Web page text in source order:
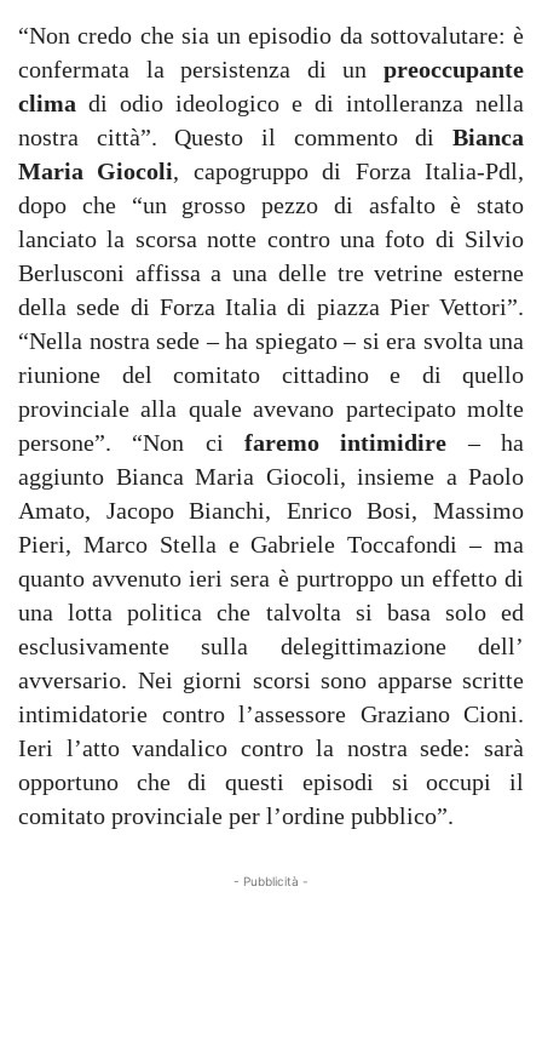
“Non credo che sia un episodio da sottovalutare: è
confermata la persistenza di un preoccupante
clima di odio ideologico e di intolleranza nella
nostra città”. Questo il commento di Bianca
Maria Giocoli, capogruppo di Forza Italia-Pdl,
dopo che “un grosso pezzo di asfalto è stato
lanciato la scorsa notte contro una foto di Silvio
Berlusconi affissa a una delle tre vetrine esterne
della sede di Forza Italia di piazza Pier Vettori”.
“Nella nostra sede – ha spiegato – si era svolta una
riunione del comitato cittadino e di quello
provinciale alla quale avevano partecipato molte
persone”. “Non ci faremo intimidire – ha
aggiunto Bianca Maria Giocoli, insieme a Paolo
Amato, Jacopo Bianchi, Enrico Bosi, Massimo
Pieri, Marco Stella e Gabriele Toccafondi – ma
quanto avvenuto ieri sera è purtroppo un effetto di
una lotta politica che talvolta si basa solo ed
esclusivamente sulla delegittimazione dell’
avversario. Nei giorni scorsi sono apparse scritte
intimidatorie contro l’assessore Graziano Cioni.
Ieri l’atto vandalico contro la nostra sede: sarà
opportuno che di questi episodi si occupi il
comitato provinciale per l’ordine pubblico”.
- Pubblicità -